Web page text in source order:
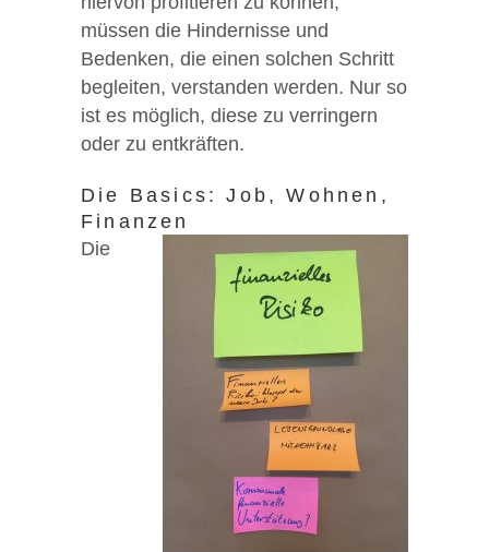
müssen die Hindernisse und
Bedenken, die einen solchen Schritt
begleiten, verstanden werden. Nur so
ist es möglich, diese zu verringern
oder zu entkräften.
Die Basics: Job, Wohnen,
Finanzen
Die